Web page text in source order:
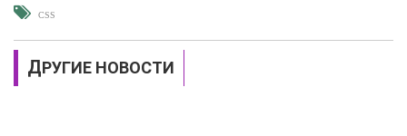
CSS
ДРУГИЕ НОВОСТИ